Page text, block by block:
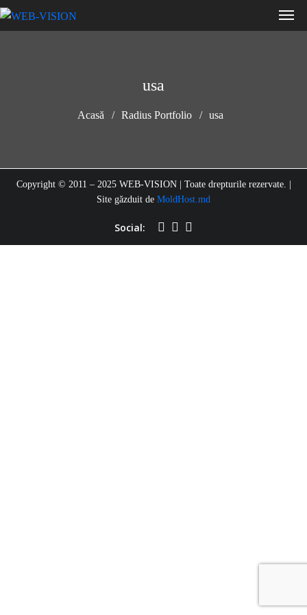
usa
Acasă Radius Portfolio usa
Copyright © 2011 – 2025 WEB-VISION | Toate drepturile rezervate. |
Site găzduit de MoldHost.md
Social: